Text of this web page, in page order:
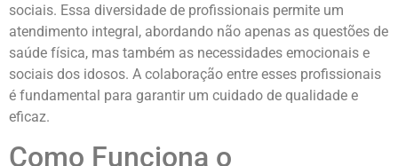
sociais. Essa diversidade de profissionais permite um
atendimento integral, abordando não apenas as questões de
saúde física, mas também as necessidades emocionais e
sociais dos idosos. A colaboração entre esses profissionais
é fundamental para garantir um cuidado de qualidade e
eficaz.
Como Funciona o